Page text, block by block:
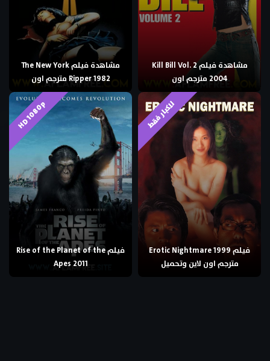
مشاهدة فيلم Kill Bill Vol. 2
2004 مترجم اون
مشاهدة فيلم The New York
Ripper 1982 مترجم اون
للكبار فقط
فيلم Erotic Nightmare 1999
مترجم اون لاين وتحميل
HD 1080p
فيلم Rise of the Planet of the
Apes 2011